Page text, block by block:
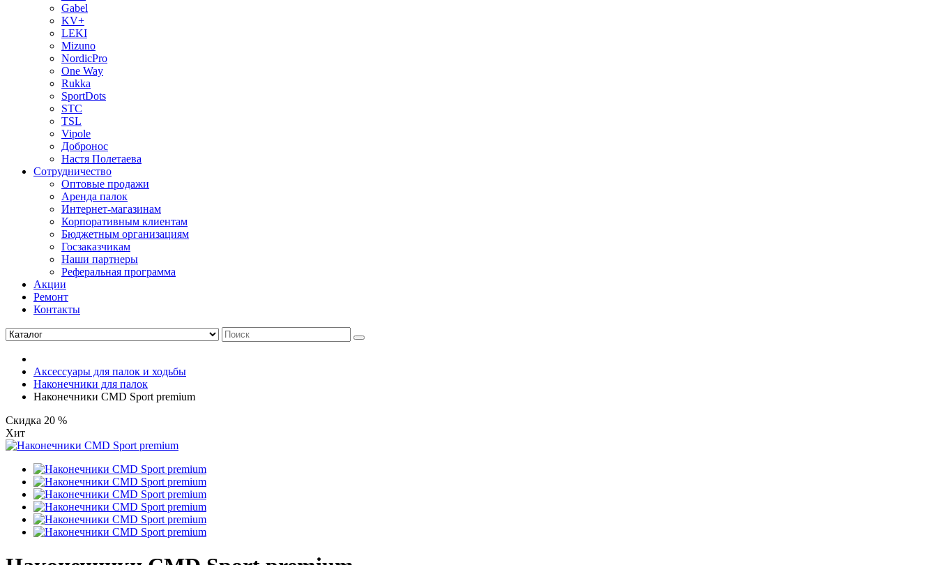
Gabel
KV+
LEKI
Mizuno
NordicPro
One Way
Rukka
SportDots
STC
TSL
Vipole
Добронос
Настя Полетаева
Сотрудничество
Оптовые продажи
Аренда палок
Интернет-магазинам
Корпоративным клиентам
Бюджетным организациям
Госзаказчикам
Наши партнеры
Реферальная программа
Акции
Ремонт
Контакты
Аксессуары для палок и ходьбы
Наконечники для палок
Наконечники CMD Sport premium
Скидка 20 %
Хит